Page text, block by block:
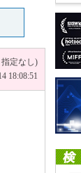
定なし)
18:08:51